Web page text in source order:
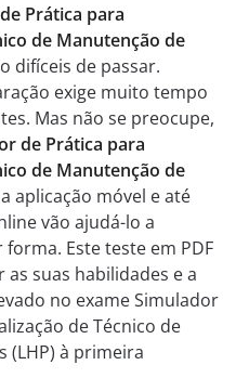
Prática para
de Manutenção de
difíceis de passar.
exige muito tempo
Mas não se preocupe,
de Prática para
de Manutenção de
aplicação móvel e até
vão ajudá-lo a
Este teste em PDF
suas habilidades e a
no exame Simulador
de Técnico de
(LHP) à primeira